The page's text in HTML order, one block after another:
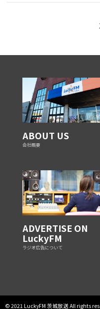
ABOUT US
会社概要
ADVERTISE ON
LuckyFM
ラジオ広告について
© 2021 LuckyFM 茨城放送 All rights